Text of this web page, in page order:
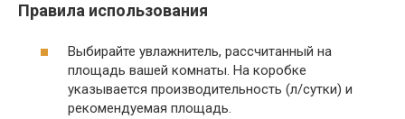
Правила использования
Выбирайте увлажнитель, рассчитанный на
площадь вашей комнаты. На коробке
указывается производительность (л/сутки) и
рекомендуемая площадь.